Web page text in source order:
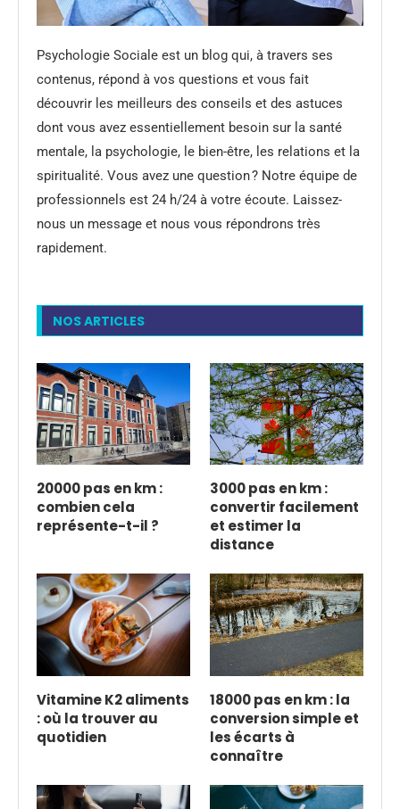
Psychologie Sociale est un blog qui, à travers ses
contenus, répond à vos questions et vous fait
découvrir les meilleurs des conseils et des astuces
dont vous avez essentiellement besoin sur la santé
mentale, la psychologie, le bien-être, les relations et la
spiritualité. Vous avez une question ? Notre équipe de
professionnels est 24 h/24 à votre écoute. Laissez-
nous un message et nous vous répondrons très
rapidement.
NOS ARTICLES
20000 pas en km :
combien cela
représente-t-il ?
3000 pas en km :
convertir facilement
et estimer la
distance
Vitamine K2 aliments
: où la trouver au
quotidien
18000 pas en km : la
conversion simple et
les écarts à
connaître